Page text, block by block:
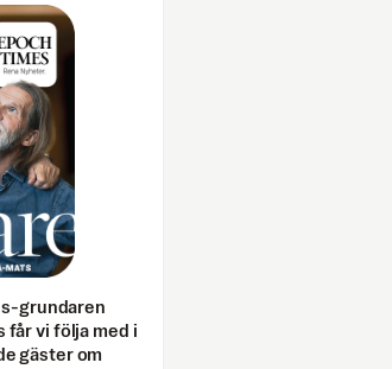
grundaren
får vi följa med i
gäster om